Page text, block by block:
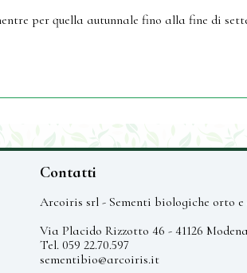
per quella autunnale fino alla fine di
Contatti
Arcoiris srl - Sementi biologiche orto
Via Placido Rizzotto 46 - 41126 Modena
Tel. 059 22.70.597
sementibio@arcoiris.it